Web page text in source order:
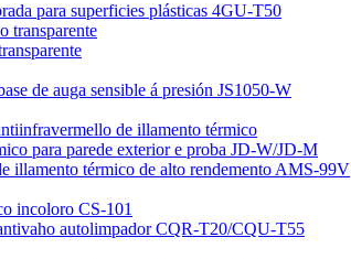
para superficies plásticas 4GU-T50
transparente
de auga sensible á presión JS1050-W
de illamento térmico
para parede exterior e proba JD-W/JD-M
illamento térmico de alto rendemento AMS-99V
incoloro CS-101
autolimpador CQR-T20/CQU-T55